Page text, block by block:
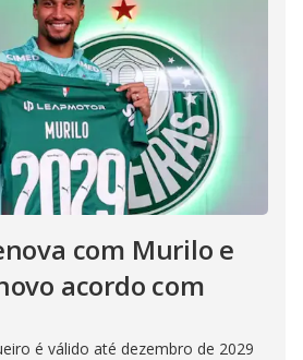
com Murilo e
acordo com
é válido até dezembro de 2029